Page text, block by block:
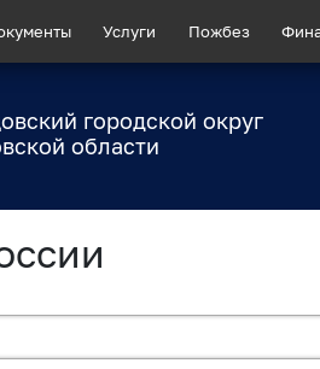
Услуги Пожбез
городской округ
области